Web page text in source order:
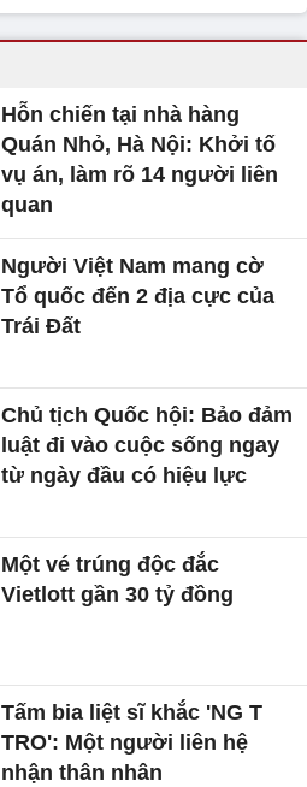
Hỗn chiến tại nhà hàng
Quán Nhỏ, Hà Nội: Khởi tố
vụ án, làm rõ 14 người liên
quan
Người Việt Nam mang cờ
Tổ quốc đến 2 địa cực của
Trái Đất
Chủ tịch Quốc hội: Bảo đảm
luật đi vào cuộc sống ngay
từ ngày đầu có hiệu lực
Một vé trúng độc đắc
Vietlott gần 30 tỷ đồng
Tấm bia liệt sĩ khắc 'NG T
TRO': Một người liên hệ
nhận thân nhân